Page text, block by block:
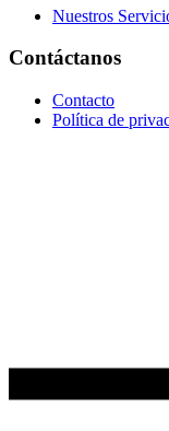
Nuestros
Contáctanos
Contacto
Política de